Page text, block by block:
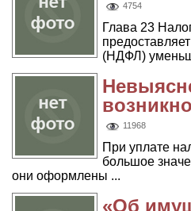
4754
Глава 23
(НДФЛ)
11968
При уплате
большое
они оформлены ...
«Об